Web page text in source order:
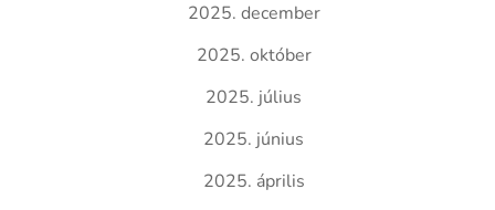
2025. december
2025. október
2025. július
2025. június
2025. április